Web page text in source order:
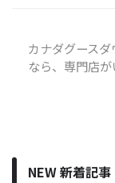
カナダグース
なら、専門店が
NEW 新着記事